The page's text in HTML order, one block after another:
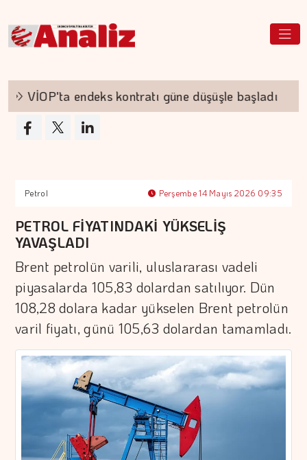
VİOP'ta endeks kontratı güne düşüşle başladı
Petrol Perşembe 14 Mayıs 2026 09:35
PETROL FİYATINDAKİ YÜKSELİŞ
YAVAŞLADI
Brent petrolün varili, uluslararası vadeli
piyasalarda 105,83 dolardan satılıyor. Dün
108,28 dolara kadar yükselen Brent petrolün
varil fiyatı, günü 105,63 dolardan tamamladı.